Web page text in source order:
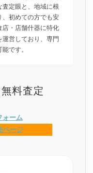
査定眼と、地域に根
、初めての方でも安
店・店舗什器に特化
運営しており、専門
です。
料査定
ォーム
ページ